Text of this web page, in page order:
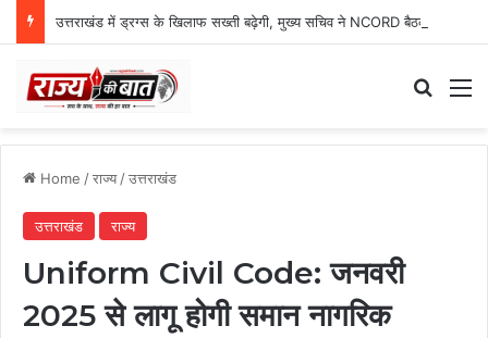
Home /राज्य/उत्तराखंड
उत्तराखंड राज्य
Uniform Civil Code: जनवरी
2025 से लागू होगी समान नागरिक